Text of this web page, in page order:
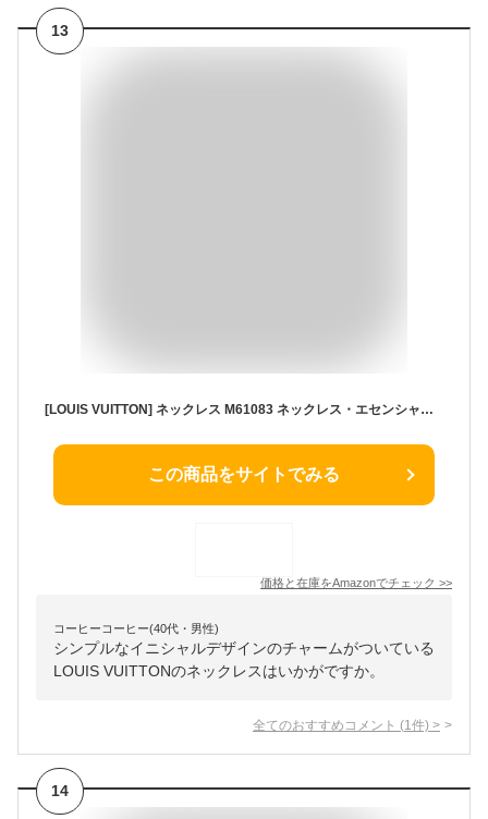
13
[LOUIS VUITTON] ネックレス M61083 ネックレス・エセンシャル V ゴールド 金 [並行輸入品]
この商品をサイトでみる
価格と在庫をAmazonでチェック >>
コーヒーコーヒー(40代・男性)
シンプルなイニシャルデザインのチャームがついている
LOUIS VUITTONのネックレスはいかがですか。
全てのおすすめコメント (1 件) >
14